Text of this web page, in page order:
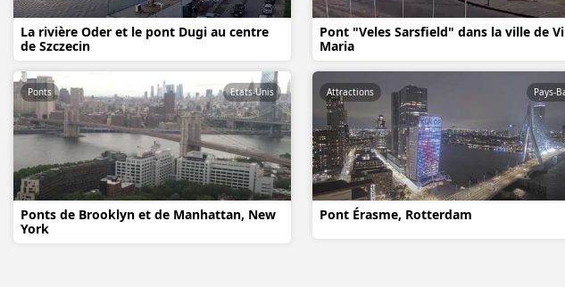
La rivière Oder et le pont Dugi au centre
de Szczecin
Pont "Veles Sarsfield" dans la ville de
Maria
Ponts de Brooklyn et de Manhattan, New
York
Ponts Etats-Unis
Pont Érasme, Rotterdam
Attractions Pays-